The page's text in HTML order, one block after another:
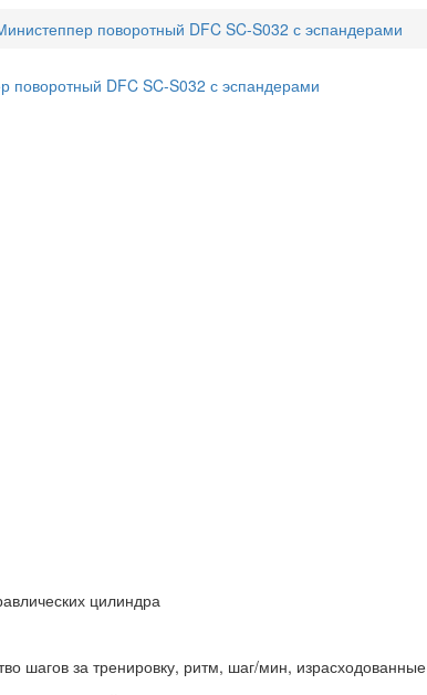
поворотный DFC SC-S032 с эспандерами
цилиндра
шагов за тренировку, ритм, шаг/мин,